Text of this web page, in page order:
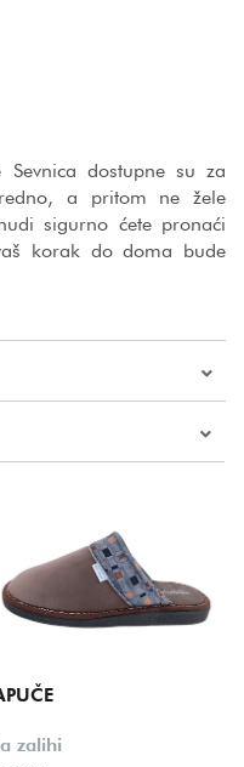
Sevnica dostupne su za
a pritom ne žele
sigurno ćete pronaći
korak do doma bude
zalihi